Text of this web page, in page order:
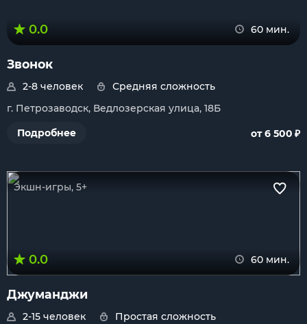
0.0 60 мин.
Звонок
2-8 человек
Средняя сложность
г. Петрозаводск, Ведлозерская улица, 18Б
Подробнее
от 6 500 ₽
Экшн-игры, 5+
0.0 60 мин.
Джуманджи
2-15 человек
Простая сложность